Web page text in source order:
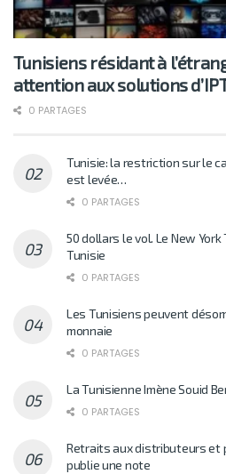
Tunisiens résidant à
attention aux solutions
0 PARTAGES
Tunisie: la restriction sur le
est levée…
0 PARTAGES
50 dollars le vol. Le New
Tunisie
0 PARTAGES
Les Tunisiens peuvent
monnaie
0 PARTAGES
La Tunisienne Imène Souid
0 PARTAGES
Retraits aux distributeurs et
publie une note